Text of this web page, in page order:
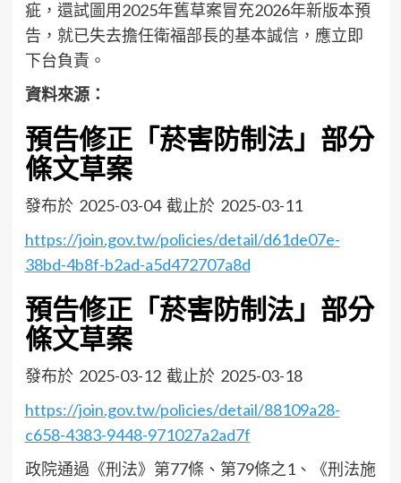
疵，還試圖用2025年舊草案冒充2026年新版本預
告，就已失去擔任衛福部長的基本誠信，應立即
下台負責。
資料來源：
預告修正「菸害防制法」部分
條文草案
發布於 2025-03-04 截止於 2025-03-11
https://join.gov.tw/policies/detail/d61de07e-
38bd-4b8f-b2ad-a5d472707a8d
預告修正「菸害防制法」部分
條文草案
發布於 2025-03-12 截止於 2025-03-18
https://join.gov.tw/policies/detail/88109a28-
c658-4383-9448-971027a2ad7f
政院通過《刑法》第77條、第79條之1、《刑法施